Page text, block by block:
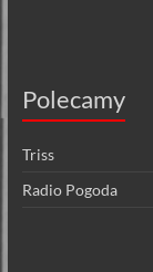
Polecamy
Triss
Radio Pogoda